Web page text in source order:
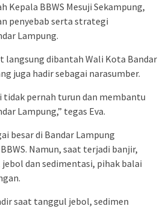
Kepala BBWS Mesuji Sekampung,
penyebab serta strategi
Lampung.
langsung dibantah Wali Kota Bandar
juga hadir sebagai narasumber.
tidak pernah turun dan membantu
Lampung,” tegas Eva.
besar di Bandar Lampung
Namun, saat terjadi banjir,
dan sedimentasi, pihak balai
saat tanggul jebol, sedimen